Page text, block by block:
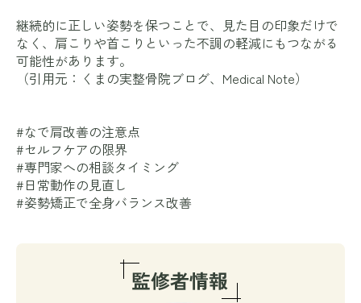
継続的に正しい姿勢を保つことで、見た目の印象だけで
なく、肩こりや首こりといった不調の軽減にもつながる
可能性があります。
（引用元： くまの実整骨院ブログ、 Medical Note）
#なで肩改善の注意点
#セルフケアの限界
#専門家への相談タイミング
#日常動作の見直し
#姿勢矯正で全身バランス改善